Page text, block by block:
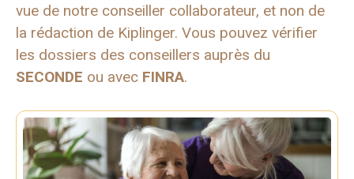
vue de notre conseiller collaborateur, et non de
la rédaction de Kiplinger. Vous pouvez vérifier
les dossiers des conseillers auprès du
SECONDE ou avec FINRA.